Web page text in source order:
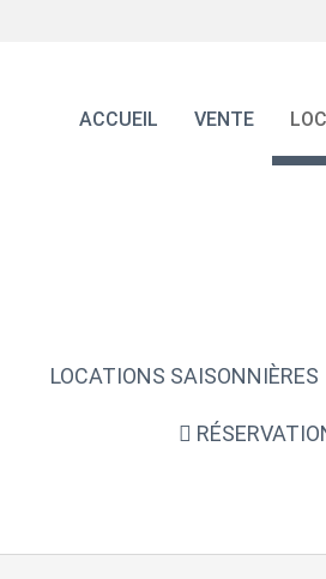
ACCUEIL VENTE
LOCATIONS SAISONNIÈRES